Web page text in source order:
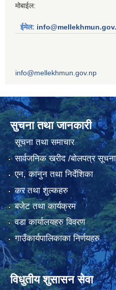
मोबाईल:
ईमेल:
info@mellekhmun.gov.np
सुचना तथा जानकारी
सूचना तथा समाचार
सार्वजनिक खरीद /बोलपत्र सूचना
एन, कानुन तथा निर्देशिका
कर तथा शुल्कहरु
बजेट तथा कार्यक्रम
वडा कार्यालयहरु विवरण
गाउँकार्यपालिकाका निर्णयहरु
विधुतीय शुसासन सेवा